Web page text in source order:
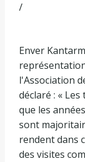
/
Enver
l'Association
déclaré : «
que les
sont
rendent dans
des visites